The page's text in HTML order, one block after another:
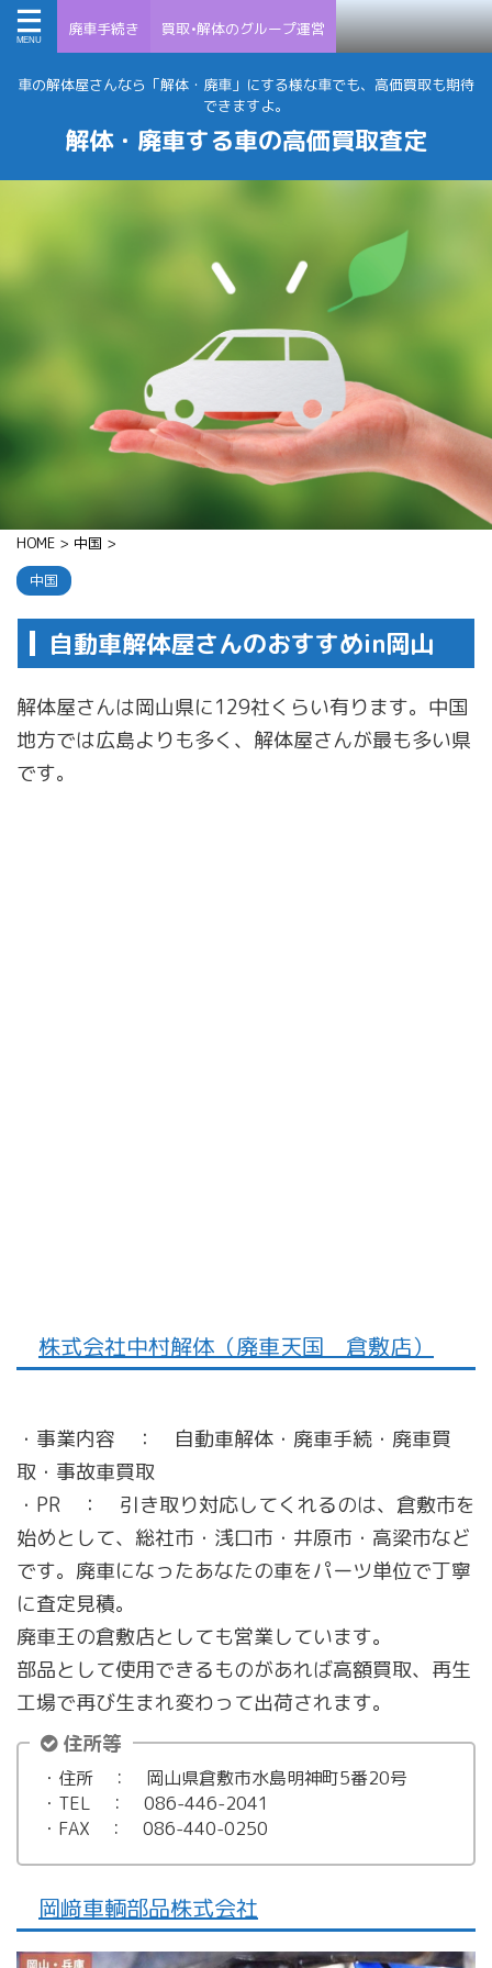
廃車手続き 買取•解体のグループ運営
車の解体屋さんなら「解体・廃車」にする様な車でも、高価買取も期待
できますよ。
解体・廃車する車の高価買取査定
HOME > 中国 >
中国
自動車解体屋さんのおすすめin岡山
解体屋さんは岡山県に129社くらい有ります。中国
地方では広島よりも多く、解体屋さんが最も多い県
です。
株式会社中村解体（廃車天国 倉敷店）
・事業内容 ： 自動車解体・廃車手続・廃車買
取・事故車買取
・PR ： 引き取り対応してくれるのは、倉敷市を
始めとして、総社市・浅口市・井原市・高梁市など
です。廃車になったあなたの車をパーツ単位で丁寧
に査定見積。
廃車王の倉敷店としても営業しています。
部品として使用できるものがあれば高額買取、再生
工場で再び生まれ変わって出荷されます。
住所等
・住所 ： 岡山県倉敷市水島明神町5番20号
・TEL ： 086-446-2041
・FAX ： 086-440-0250
岡﨑車輌部品株式会社